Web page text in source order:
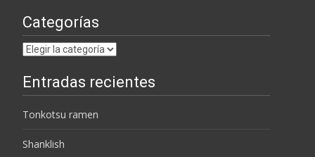
Categorías
Categorías
Entradas recientes
Tonkotsu ramen
Shanklish